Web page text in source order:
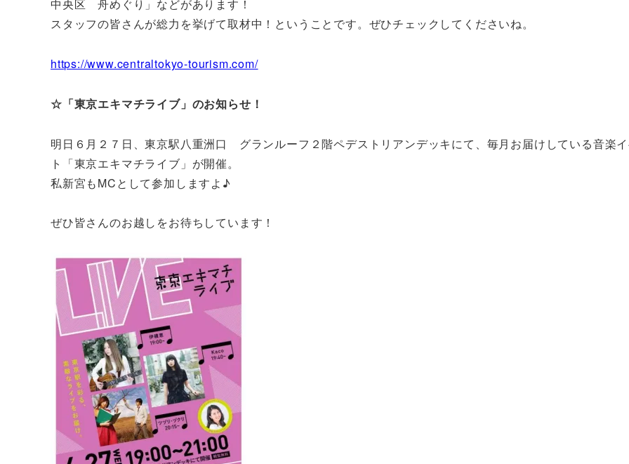
中央区 舟めぐり」などがあります！
スタッフの皆さんが総力を挙げて取材中！ということです。ぜひチェックしてくださいね。
https://www.centraltokyo-tourism.com/
☆「東京エキマチライブ」のお知らせ！
明日６月２７日、東京駅八重洲口 グランルーフ２階ペデストリアンデッキにて、毎月お届けしている音楽
ト「東京エキマチライブ」が開催。
私新宮もMCとして参加しますよ♪
ぜひ皆さんのお越しをお待ちしています！